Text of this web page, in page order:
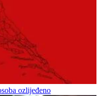
ozlijeđeno